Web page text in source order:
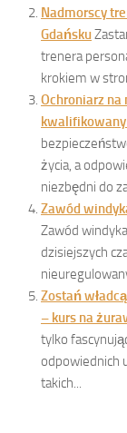
Nadmorscy
Gdańsku
trenera
krokiem w
Ochroniarz na
życia, a
niezbędni do
Zawód
Zawód
dzisiejszych
Zostań
– kurs na
tylko
odpowiednich
takich...